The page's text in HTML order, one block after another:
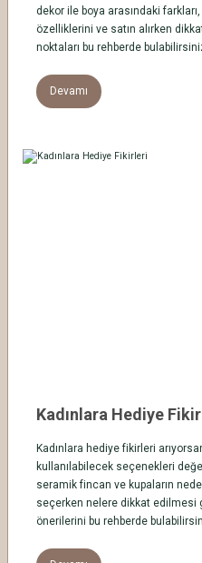
dekor ile boya arasındaki
özelliklerini ve satın alırken
noktaları bu rehberde
Devamı
Kadınlara Hediye
Kadınlara hediye fikirleri
kullanılabilecek seçenekleri
seramik fincan ve kupaların
seçerken nelere dikkat edilmesi
önerilerini bu rehberde